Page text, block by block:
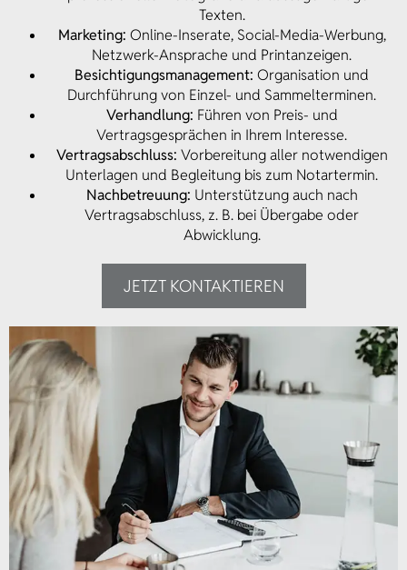
Texten.
Marketing: Online-Inserate, Social-Media-Werbung,
Netzwerk-Ansprache und Printanzeigen.
Besichtigungsmanagement: Organisation und
Durchführung von Einzel- und Sammelterminen.
Verhandlung: Führen von Preis- und
Vertragsgesprächen in Ihrem Interesse.
Vertragsabschluss: Vorbereitung aller notwendigen
Unterlagen und Begleitung bis zum Notartermin.
Nachbetreuung: Unterstützung auch nach
Vertragsabschluss, z. B. bei Übergabe oder
Abwicklung.
JETZT KONTAKTIEREN